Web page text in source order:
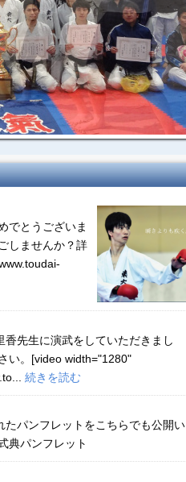
でとうございま
しませんか？詳
先生に演武をしていただきまし
い。[video width="1280"
続きを読む
パンフレットをこちらでも公開い
典パンフレット